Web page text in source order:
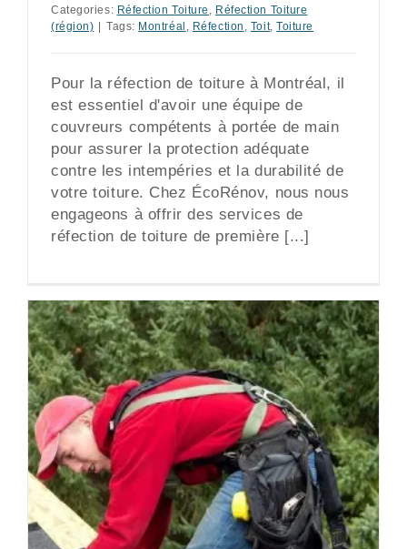
Categories: Réfection Toiture
Réfection Toiture
(région) | Tags: Montréal Réfection Toit,Toiture
Pour la réfection de toiture à Montréal, il
est essentiel d'avoir une équipe de
couvreurs compétents à portée de main
pour assurer la protection adéquate
contre les intempéries et la durabilité de
votre toiture. Chez ÉcoRénov, nous nous
engageons à offrir des services de
réfection de toiture de première [...]